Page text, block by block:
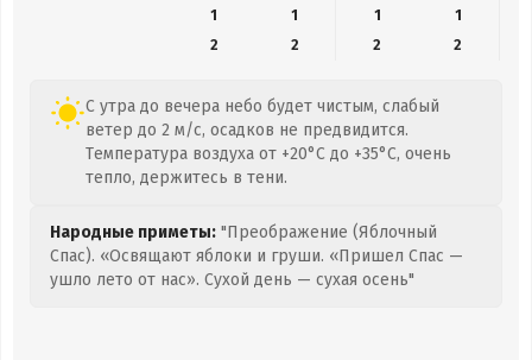
1
1 1
1
2
2 2 2
С утра до вечера небо будет чистым, слабый
ветер до 2 м/с, осадков не предвидится.
Температура воздуха от +20°C до +35°C, очень
тепло, держитесь в тени.
Народные приметы: "Преображение (Яблочный
Спас). «Освящают яблоки и груши. «Пришел Спас —
ушло лето от нас». Сухой день — сухая осень"